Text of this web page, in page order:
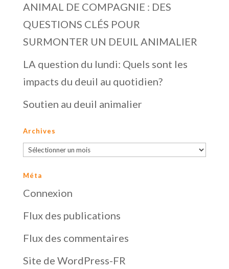
ANIMAL DE COMPAGNIE : DES
QUESTIONS CLÉS POUR
SURMONTER UN DEUIL ANIMALIER
LA question du lundi: Quels sont les
impacts du deuil au quotidien?
Soutien au deuil animalier
Archives
Archives
Méta
Connexion
Flux des publications
Flux des commentaires
Site de WordPress-FR